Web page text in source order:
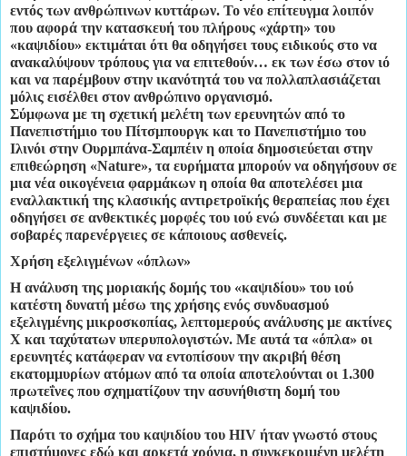
εντός των ανθρώπινων κυττάρων. Το νέο επίτευγμα λοιπόν
που αφορά την κατασκευή του πλήρους «χάρτη» του
«καψιδίου» εκτιμάται ότι θα οδηγήσει τους ειδικούς στο να
ανακαλύψουν τρόπους για να επιτεθούν… εκ των έσω στον ιό
και να παρέμβουν στην ικανότητά του να πολλαπλασιάζεται
μόλις εισέλθει στον ανθρώπινο οργανισμό.
Σύμφωνα με τη σχετική μελέτη των ερευνητών από το
Πανεπιστήμιο του Πίτσμπουργκ και το Πανεπιστήμιο του
Ιλινόι στην Ουρμπάνα-Σαμπέιν η οποία δημοσιεύεται στην
επιθεώρηση «Nature», τα ευρήματα μπορούν να οδηγήσουν σε
μια νέα οικογένεια φαρμάκων η οποία θα αποτελέσει μια
εναλλακτική της κλασικής αντιρετροϊκής θεραπείας που έχει
οδηγήσει σε ανθεκτικές μορφές του ιού ενώ συνδέεται και με
σοβαρές παρενέργειες σε κάποιους ασθενείς.
Χρήση εξελιγμένων «όπλων»
Η ανάλυση της μοριακής δομής του «καψιδίου» του ιού
κατέστη δυνατή μέσω της χρήσης ενός συνδυασμού
εξελιγμένης μικροσκοπίας, λεπτομερούς ανάλυσης με ακτίνες
Χ και ταχύτατων υπερυπολογιστών. Με αυτά τα «όπλα» οι
ερευνητές κατάφεραν να εντοπίσουν την ακριβή θέση
εκατομμυρίων ατόμων από τα οποία αποτελούνται οι 1.300
πρωτεΐνες που σχηματίζουν την ασυνήθιστη δομή του
καψιδίου.
Παρότι το σχήμα του καψιδίου του HIV ήταν γνωστό στους
επιστήμονες εδώ και αρκετά χρόνια, η συγκεκριμένη μελέτη